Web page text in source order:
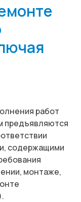
работ
предъявляются
содержащими
монтаже,